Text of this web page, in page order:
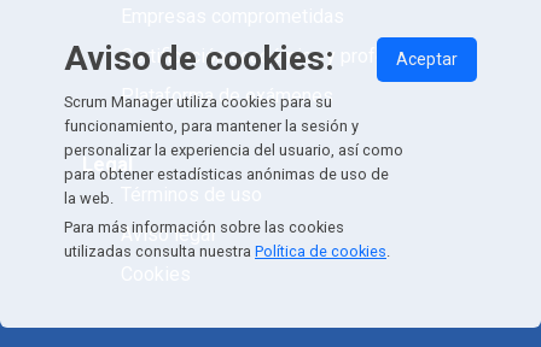
Certificación académica y profesional
Plataforma de exámenes
Legal
Aviso legal
Aviso de cookies:
Scrum Manager utiliza cookies para su
funcionamiento, para mantener la sesión y
personalizar la experiencia del usuario, así como
para obtener estadísticas anónimas de uso de
la web.
Para más información sobre las cookies
utilizadas consulta nuestra Política de cookies.
Aceptar